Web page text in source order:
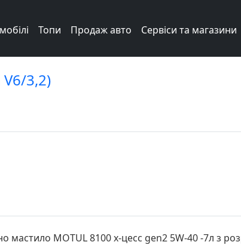
Топи Продаж авто Сервіси та магазини
3,2)
мастило MOTUL 8100 x-цесс gen2 5W-40 -7л з